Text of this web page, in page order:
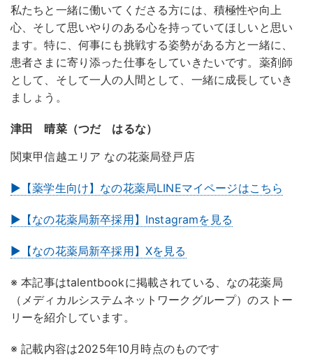
私たちと一緒に働いてくださる方には、積極性や向上
心、そして思いやりのある心を持っていてほしいと思い
ます。特に、何事にも挑戦する姿勢がある方と一緒に、
患者さまに寄り添った仕事をしていきたいです。薬剤師
として、そして一人の人間として、一緒に成長していき
ましょう。
津田 晴菜（つだ はるな）
関東甲信越エリア なの花薬局登戸店
▶【薬学生向け】なの花薬局LINEマイページはこちら
▶【なの花薬局新卒採用】Instagramを見る
▶【なの花薬局新卒採用】Xを見る
※ 本記事はtalentbookに掲載されている、なの花薬局
（メディカルシステムネットワークグループ）のストー
リーを紹介しています。
※ 記載内容は2025年10月時点のものです